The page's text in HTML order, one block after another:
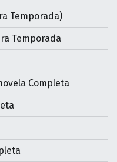
Temporada)
Temporada
Completa